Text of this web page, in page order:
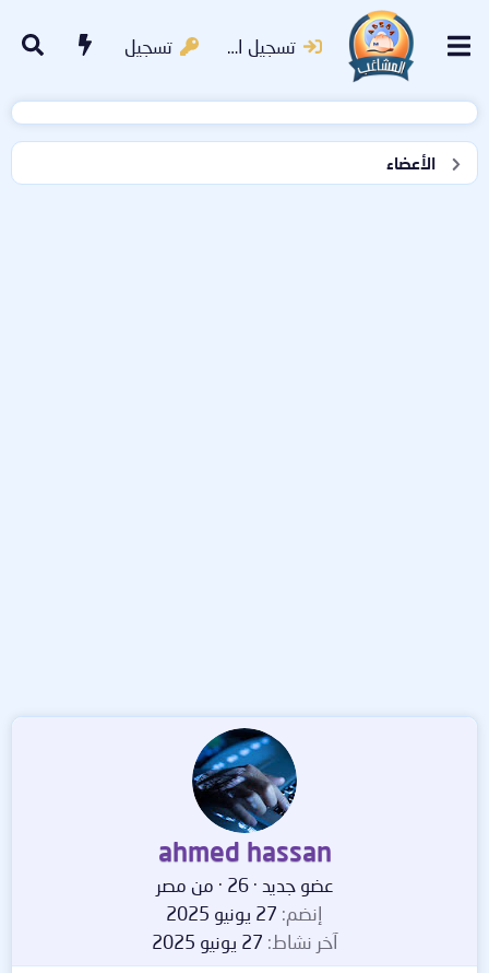
تسجيل الدخول تسجيل
الأعضاء
ahmed hassan
عضو جديد ·
26
· من مصر
إنضم 27 يونيو 2025
آخر نشاط 27 يونيو 2025